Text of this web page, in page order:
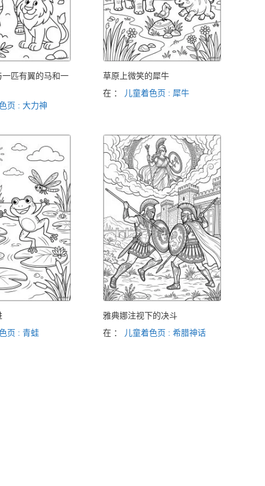
匹有翼的马和一
页 : 大力神
草原上微笑的犀牛
在 ：
儿童着色页 : 犀牛
页 : 青蛙
雅典娜注视下的决斗
在 ：
儿童着色页 : 希腊神话